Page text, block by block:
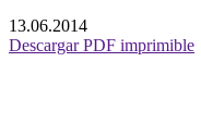
13.06.2014
Descargar PDF imprimible